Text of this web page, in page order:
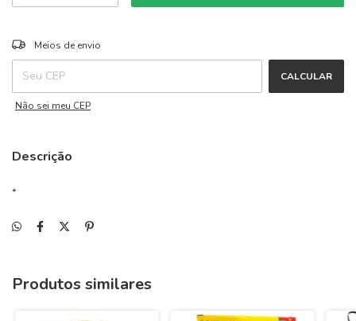
Entregas para o CEP:
Meios de envio
CALCULAR
Não sei meu CEP
Descrição
*
Produtos similares